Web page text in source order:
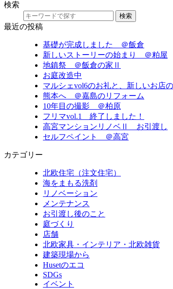
検索
検索
最近の投稿
基礎が完成しました ＠飯倉
新しいストーリーの始まり ＠粕屋
地鎮祭 ＠飯倉の家Ⅱ
お庭改造中
マルシェvol6のお礼と、新しいお店
熊本へ ＠嘉島のリフォーム
10年目の撮影 ＠柏原
フリマvol.1 終了しました！
高宮マンションリノベⅡ お引渡し
セルフペイント ＠高宮
カテゴリー
北欧住宅（注文住宅）
海をまもる洗剤
リノベーション
メンテナンス
お引渡し後のこと
庭づくり
店舗
北欧家具・インテリア・北欧雑貨
建築現場から
Husetのエコ
SDGs
イベント